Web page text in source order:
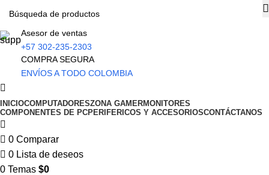
Asesor de ventas
+57 302-235-2303
COMPRA SEGURA
ENVÍOS A TODO COLOMBIA
INICIOCOMPUTADORESZONA GAMERMONITORES
COMPONENTES DE PCPERIFERICOS Y ACCESORIOSCONTÁCTANOS
0 Comparar
0 Lista de deseos
0 Temas $0